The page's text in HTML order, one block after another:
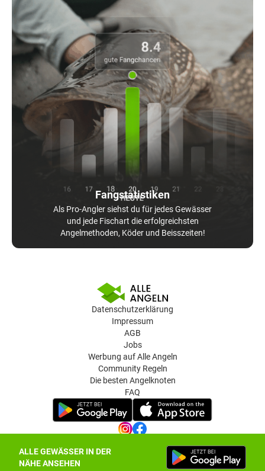
ALLE GEWÄSSER IN DER
NÄHE ANSEHEN
Fangstatistiken
Als Pro-Angler siehst du für jedes Gewässer
und jede Fischart die erfolgreichsten
Angelmethoden, Köder und Beisszeiten!
Datenschutzerklärung
Impressum
AGB
Jobs
Werbung auf Alle Angeln
Community Regeln
Die besten Angelknoten
FAQ
Datenschutz-Einstellungen